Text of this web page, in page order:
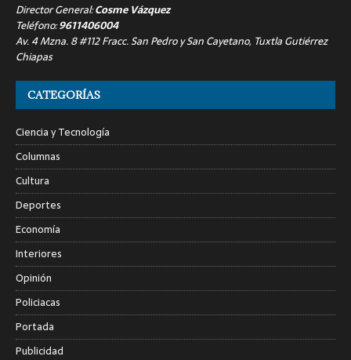
Director General:Cosme Vázquez
Teléfono:9611406004
Av. 4 Mzna. 8 #112 Fracc. San Pedro y San Cayetano, Tuxtla Gutiérrez
Chiapas
CATEGORÍAS
Ciencia y Tecnología
Columnas
Cultura
Deportes
Economía
Interiores
Opinión
Policiacas
Portada
Publicidad